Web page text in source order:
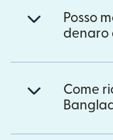
Posso
denaro
Come